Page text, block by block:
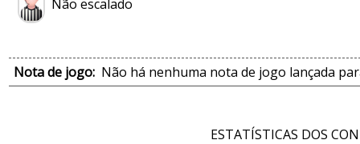
Não escalado
Nota de jogo: Não há nenhuma nota de jogo lançada
ESTATÍSTICAS DOS